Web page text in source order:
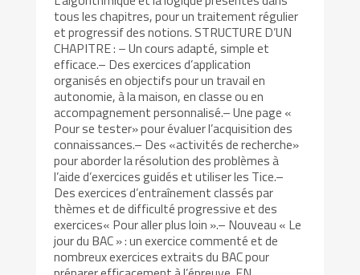
tous les chapitres, pour un traitement régulier
et progressif des notions. STRUCTURE D’UN
CHAPITRE : – Un cours adapté, simple et
efficace.– Des exercices d’application
organisés en objectifs pour un travail en
autonomie, à la maison, en classe ou en
accompagnement personnalisé.– Une page «
Pour se tester» pour évaluer l’acquisition des
connaissances.– Des «activités de recherche»
pour aborder la résolution des problèmes à
l’aide d’exercices guidés et utiliser les Tice.–
Des exercices d’entraînement classés par
thèmes et de difficulté progressive et des
exercices« Pour aller plus loin ».– Nouveau « Le
jour du BAC » : un exercice commenté et de
nombreux exercices extraits du BAC pour